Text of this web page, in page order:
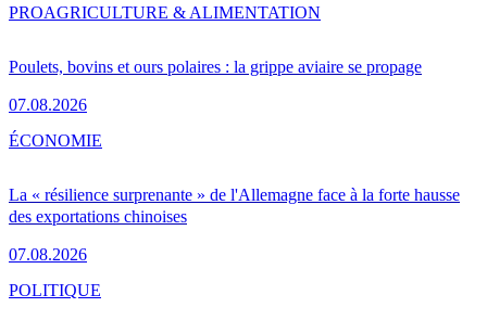
Poulets, bovins et ours polaires : la grippe aviaire se propage
07.08.2026
PROAGRICULTURE & ALIMENTATION
La « résilience surprenante » de l'Allemagne face à la forte hausse
des exportations chinoises
07.08.2026
ÉCONOMIE
POLITIQUE